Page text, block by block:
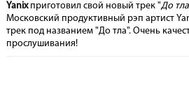
Yanixприготовил свой новый трек "До тла
Московский продуктивный рэп артист
трек под названием "До тла". Очень
прослушивания!